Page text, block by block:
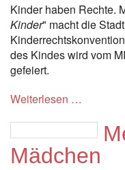
Kinder haben Rechte.
Kinder" macht die
des Kindes wird vom
gefeiert.
Weiterlesen …
Mädchen